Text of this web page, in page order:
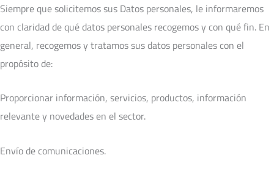
Siempre que solicitemos sus Datos personales, le informaremos
con claridad de qué datos personales recogemos y con qué fin. En
general, recogemos y tratamos sus datos personales con el
propósito de:
Proporcionar información, servicios, productos, información
relevante y novedades en el sector.
Envío de comunicaciones.